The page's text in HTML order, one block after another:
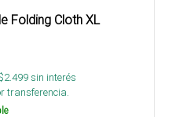
Folding Cloth XL
2.499sin interés
transferencia.